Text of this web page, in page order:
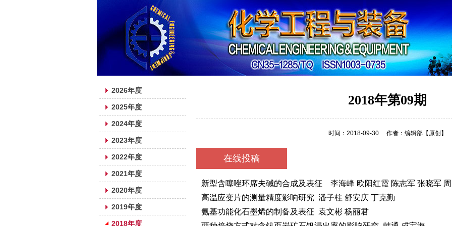
2026年度
2025年度
2024年度
2023年度
2022年度
2021年度
2020年度
2019年度
2018年度
2018年第09期
时间：2018-09-30 作者：编辑部【原创】
在线投稿
新型含噻唑环席夫碱的合成及表征 李海峰 欧阳红霞 陈志军 张晓军
高温应变片的测量精度影响研究 潘子柱 舒安庆 丁克勤
氨基功能化石墨烯的制备及表征 袁文彬 杨丽君